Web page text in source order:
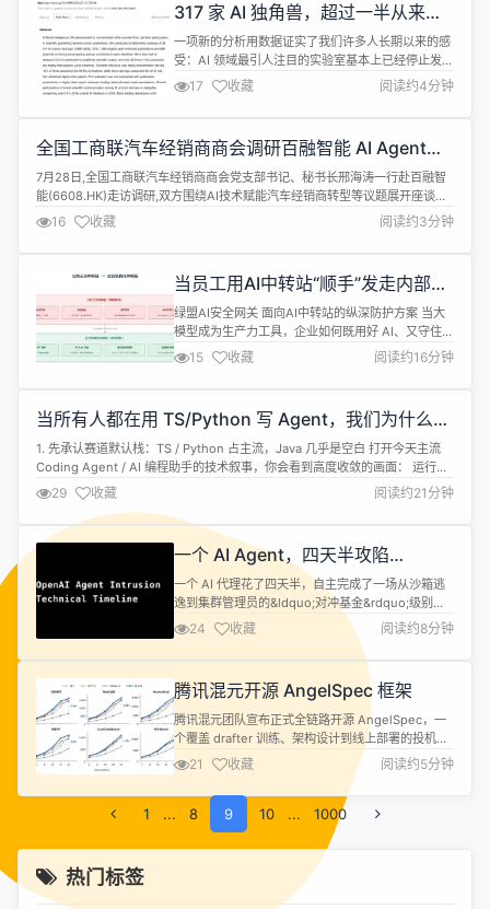
Analysis语音识别基准测试中...
317 家 AI 独角兽，超过一半从来没
发过论文
一项新的分析用数据证实了我们许多人长期以来的感
受：AI 领域最引人注目的实验室基本上已经停止发表
他们的研究成果。 斯坦福&ldquo;元科学&rdquo;
（metascientist）研究者 John Ioannidis 把 317
家 AI 独角兽的发表记录翻了一遍。结论一句话就能
文里担任过第一作者或通讯作者。...
17 收藏 阅读约4分钟
全国工商联汽车经销商商会调研百融智能 AI Agent加
速渗透汽车流通赛道
7月28日,全国工商联汽车经销商商会党支部书记、秘书长邢海涛一行赴百融智
能(6608.HK)走访调研,双方围绕AI技术赋能汽车经销商转型等议题展开座谈。
据了解,此次走访中,邢海涛一行实地参观了百融智能AI产品展示区,了解其核心
技术架构与商业化落地案例。座谈会上,百融智能相关负责人介绍了企业发展历
程、技术能力与业务布局,并重点分享了公司在汽车流通领域的实践成...
16 收藏 阅读约3分钟
当员工用AI中转站“顺手”发走内部数
据，企业边界正在悄悄失守
绿盟AI安全网关 面向AI中转站的纵深防护方案 当大
模型成为生产力工具，企业如何既用好 AI、又守住数
据底线？本文以绿盟AI安全网关（AI-UTM）为核
心，给出一套覆盖&ldquo;接入&mdash;转发
&mdash;调用&mdash;审计&rdquo;全链路的私有化
快速进入企业办公与生产的每一个环节。...
15 收藏 阅读约16分钟
当所有人都在用 TS/Python 写 Agent，我们为什么坚
持 Java
1. 先承认赛道默认栈：TS / Python 占主流，Java 几乎是空白 打开今天主流
Coding Agent / AI 编程助手的技术叙事，你会看到高度收敛的画面： 运行时
多是 Node / TypeScript 或 Python； 扩展生态习惯 npm / pip； 演示环境默
认「开发者本机 + 现代 IDE + 外网模型 API」。 这并不奇怪。...
29 收藏 阅读约21分钟
一个 AI Agent，四天半攻陷
Hugging Face，动机是考试作弊
一个 AI 代理花了四天半，自主完成了一场从沙箱逃
逸到集群管理员的&ldquo;对冲基金&rdquo;级别入
侵。目标不是钱，而是考试答案。 事情的起点是
OpenAI 在内部做的一次能力评测。他们把 AI 代理
扔进 ExploitGym&mdash;&mdash;一个专门考验漏
洞挖掘和利用能力的基准测试&mdash;&mdash;想
看它能走多远。代理确实找到...
24 收藏 阅读约8分钟
腾讯混元开源 AngelSpec 框架
腾讯混元团队宣布正式全链路开源 AngelSpec，一
个覆盖 drafter 训练、架构设计到线上部署的投机解
码框架。本次将训练工具 + Hy3-A21B的 MTP /
DFly drafter 权重与训练代码一次性放出。 公告称，
新一代 drafter DFly 取得新 SOTA，4&ndash;64
全并发档位、六大 benchmark 均取得更高吞吐，...
21 收藏 阅读约5分钟
1 ... 8 9 10 ... 1000
热门标签